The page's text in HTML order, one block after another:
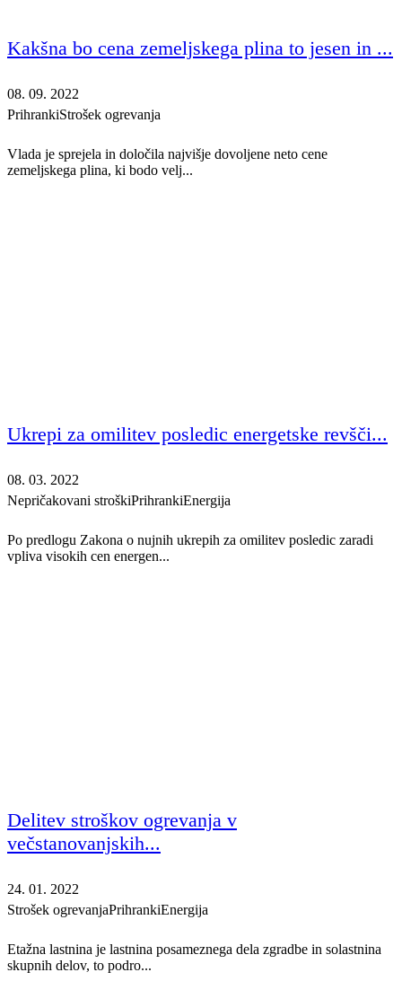
Kakšna bo cena zemeljskega plina to jesen in ...
08. 09. 2022
PrihrankiStrošek ogrevanja
Vlada je sprejela in določila najvišje dovoljene neto cene
zemeljskega plina, ki bodo velj...
Ukrepi za omilitev posledic energetske revšči...
08. 03. 2022
Nepričakovani stroškiPrihrankiEnergija
Po predlogu Zakona o nujnih ukrepih za omilitev posledic zaradi
vpliva visokih cen energen...
Delitev stroškov ogrevanja v
večstanovanjskih...
24. 01. 2022
Strošek ogrevanjaPrihrankiEnergija
Etažna lastnina je lastnina posameznega dela zgradbe in solastnina
skupnih delov, to podro...